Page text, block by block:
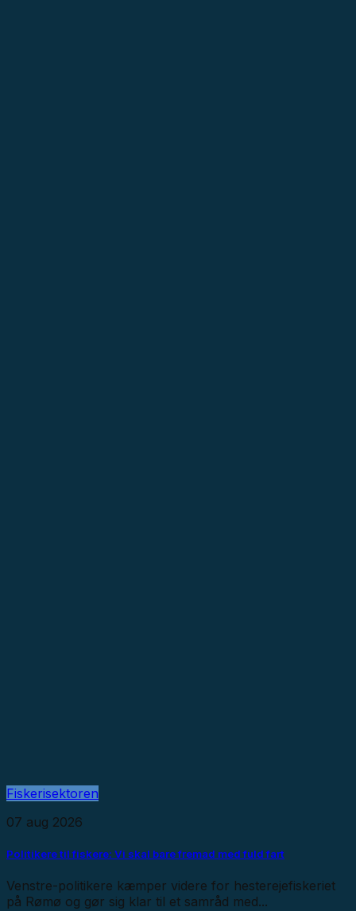
Fiskerisektoren
07 aug 2026
Politikere til fiskere: Vi skal bare fremad med fuld fart
Venstre-politikere kæmper videre for hesterejefiskeriet
på Rømø og gør sig klar til et samråd med...